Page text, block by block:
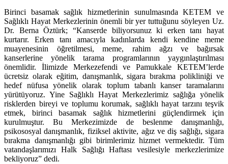
Birinci basamak sağlık hizmetlerinin sunulmasında KETEM ve
Sağlıklı Hayat Merkezlerinin önemli bir yer tuttuğunu söyleyen Uz.
Dr. Berna Öztürk; “Kanserde biliyorsunuz ki erken tanı hayat
kurtarır. Erken tanı amacıyla kadınlarda kendi kendine meme
muayenesinin öğretilmesi, meme, rahim ağzı ve bağırsak
kanserlerine yönelik tarama programlarının yaygınlaştırılması
önemlidir. İlimizde Merkezefendi ve Pamukkale KETEM’lerde
ücretsiz olarak eğitim, danışmanlık, sigara bırakma polikliniği ve
hedef nüfusa yönelik olarak toplum tabanlı kanser taramalarını
yürütüyoruz. Yine Sağlıklı Hayat Merkezlerimiz sağlığa yönelik
risklerden bireyi ve toplumu korumak, sağlıklı hayat tarzını teşvik
etmek, birinci basamak sağlık hizmetlerini güçlendirmek için
kurulmuştur. Bu Merkezimizde de beslenme danışmanlığı,
psikososyal danışmanlık, fiziksel aktivite, ağız ve diş sağlığı, sigara
bırakma danışmanlığı gibi birimlerimiz hizmet vermektedir. Tüm
vatandaşlarımızı Halk Sağlığı Haftası vesilesiyle merkezlerimize
bekliyoruz” dedi.